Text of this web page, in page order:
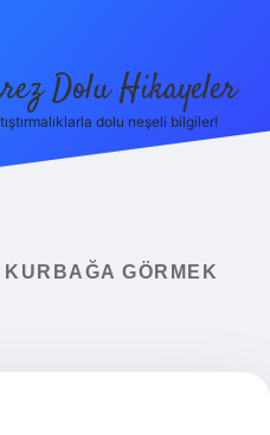
Dolu Hikayeler
dolu neşeli bilgiler!
GÖRMEK